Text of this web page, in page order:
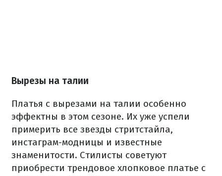
Вырезы на талии
Платья с вырезами на талии особенно
эффектны в этом сезоне. Их уже успели
примерить все звезды стритстайла,
инстаграм-модницы и известные
знаменитости. Стилисты советуют
приобрести трендовое хлопковое платье с